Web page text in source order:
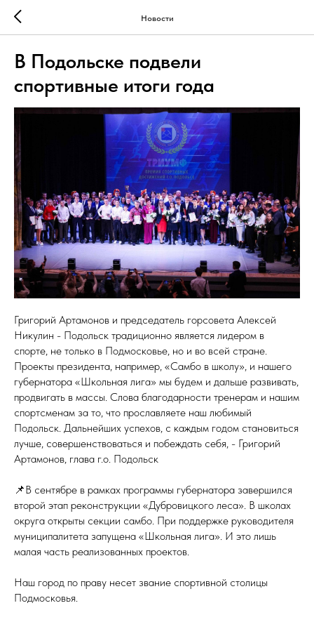
Новости
В Подольске подвели
спортивные итоги года
Григорий Артамонов и председатель горсовета Алексей
Никулин - Подольск традиционно является лидером в
спорте, не только в Подмосковье, но и во всей стране.
Проекты президента, например, «Самбо в школу», и нашего
губернатора «Школьная лига» мы будем и дальше развивать,
продвигать в массы. Слова благодарности тренерам и нашим
спортсменам за то, что прославляете наш любимый
Подольск. Дальнейших успехов, с каждым годом становиться
лучше, совершенствоваться и побеждать себя, - Григорий
Артамонов, глава г.о. Подольск
📌В сентябре в рамках программы губернатора завершился
второй этап реконструкции «Дубровицкого леса». В школах
округа открыты секции самбо. При поддержке руководителя
муниципалитета запущена «Школьная лига». И это лишь
малая часть реализованных проектов.
Наш город по праву несет звание спортивной столицы
Подмосковья.